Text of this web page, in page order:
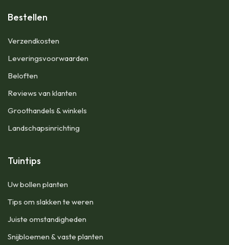
Bestellen
Verzendkosten
Leveringsvoorwaarden
Beloften
Reviews van klanten
Groothandels & winkels
Landschapsinrichting
Tuintips
Uw bollen planten
Tips om slakken te weren
Juiste omstandigheden
Snijbloemen & vaste planten